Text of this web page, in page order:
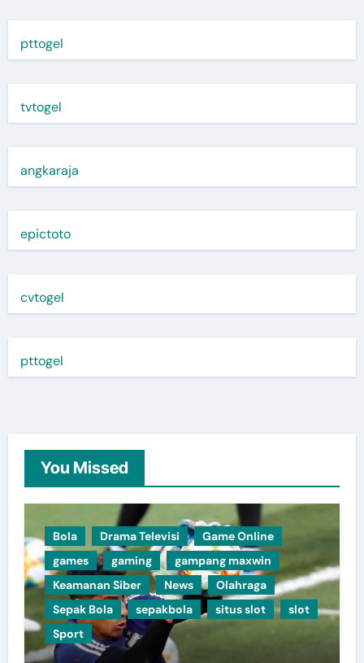
pttogel
tvtogel
angkaraja
epictoto
cvtogel
pttogel
You Missed
Bola Drama Televisi
Game Online
games
gaming
gampang maxwin
Keamanan Siber
News
Olahraga
Sepak Bola
sepakbola situs slot
slot
Sport